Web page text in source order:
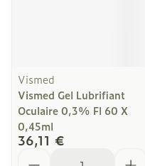
Vismed
Vismed Gel Lubrifiant
Oculaire 0,3% Fl 60 X
0,45ml
36,11 €